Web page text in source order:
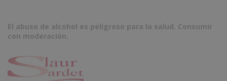
El abuso de alcohol es peligroso para la salud. Consumir
con moderación.